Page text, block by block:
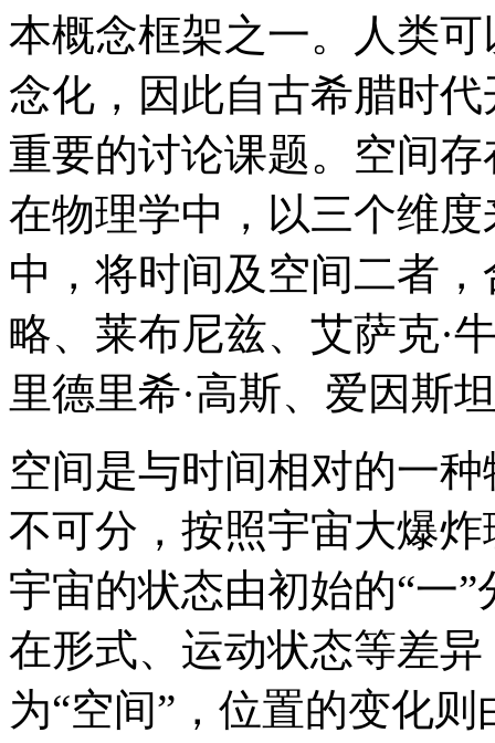
本概念框架之一。人类
念化，因此自古希腊时
重要的讨论课题。空间
在物理学中，以三个维
中，将时间及空间二者
略、莱布尼兹、艾萨克·
里德里希·高斯、爱因斯
空间是与时间相对的一
不可分，按照宇宙大爆
宇宙的状态由初始的“一
在形式、运动状态等差
为“空间”，位置的变化